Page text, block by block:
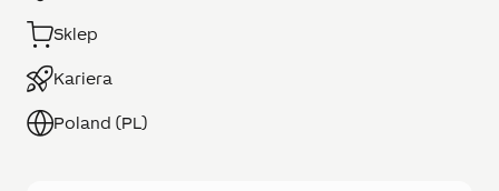
Sklep
Kariera
Poland (PL)